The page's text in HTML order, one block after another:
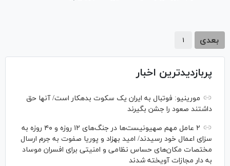
بعدی ۱
پربازدیدترین اخبار
مورینیو: فوتبال به ایران یک سکوت بدهکار است/ آنها حق
داشتند صعود را جشن بگیرند
۲ عامل مهم صهیونیست‌ها در جنگ‌های ۱۲ روزه و ۴۰ روزه به
سزای اعمال خود رسیدند/ امید بهزاد و پوریا صفوت به جرم ارسال
مختصات مکان‌های حساس نظامی و امنیتی برای افسران موساد
به دار مجازات آویخته شدند